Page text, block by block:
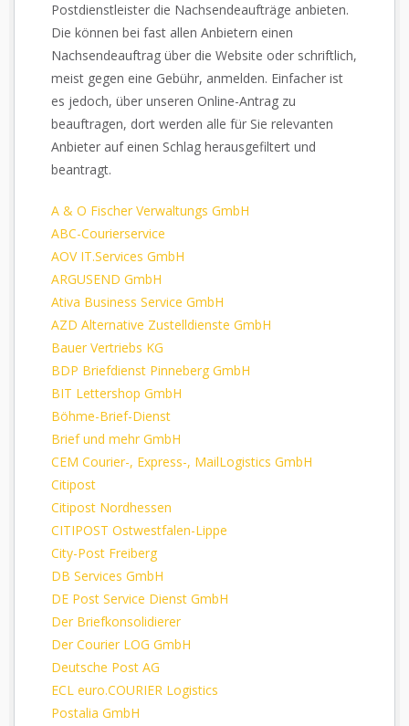
Postdienstleister die Nachsendeaufträge anbieten.
Die können bei fast allen Anbietern einen
Nachsendeauftrag über die Website oder schriftlich,
meist gegen eine Gebühr, anmelden. Einfacher ist
es jedoch, über unseren Online-Antrag zu
beauftragen, dort werden alle für Sie relevanten
Anbieter auf einen Schlag herausgefiltert und
beantragt.
A & O Fischer Verwaltungs GmbH
ABC-Courierservice
AOV IT.Services GmbH
ARGUSEND GmbH
Ativa Business Service GmbH
AZD Alternative Zustelldienste GmbH
Bauer Vertriebs KG
BDP Briefdienst Pinneberg GmbH
BIT Lettershop GmbH
Böhme-Brief-Dienst
Brief und mehr GmbH
CEM Courier-, Express-, MailLogistics GmbH
Citipost
Citipost Nordhessen
CITIPOST Ostwestfalen-Lippe
City-Post Freiberg
DB Services GmbH
DE Post Service Dienst GmbH
Der Briefkonsolidierer
Der Courier LOG GmbH
Deutsche Post AG
ECL euro.COURIER Logistics
Postalia GmbH